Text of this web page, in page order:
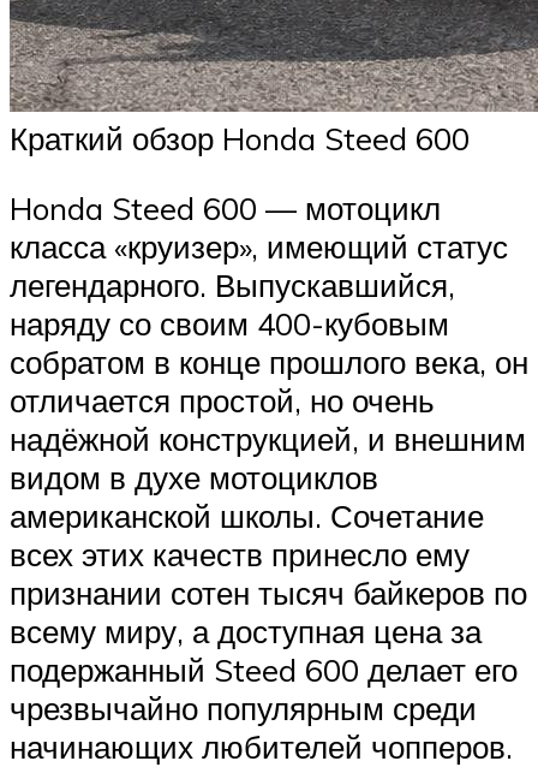
Краткий обзор Honda Steed 600
Honda Steed 600 — мотоцикл
класса «круизер», имеющий статус
легендарного. Выпускавшийся,
наряду со своим 400-кубовым
собратом в конце прошлого века, он
отличается простой, но очень
надёжной конструкцией, и внешним
видом в духе мотоциклов
американской школы. Сочетание
всех этих качеств принесло ему
признании сотен тысяч байкеров по
всему миру, а доступная цена за
подержанный Steed 600 делает его
чрезвычайно популярным среди
начинающих любителей чопперов.